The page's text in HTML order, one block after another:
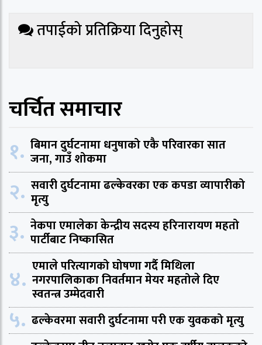
तपाईको प्रतिक्रिया दिनुहोस्
चर्चित समाचार
१. बिमान दुर्घटनामा धनुषाको एकै परिवारका सात
जना, गाउँ शोकमा
२. सवारी दुर्घटनामा ढल्केवरका एक कपडा व्यापारीको
मृत्यु
३. नेकपा एमालेका केन्द्रीय सदस्य हरिनारायण महतो
पार्टीबाट निष्कासित
४. एमाले परित्यागको घोषणा गर्दै मिथिला
नगरपालिकाका निवर्तमान मेयर महतोले दिए
स्वतन्त्र उम्मेदवारी
५. ढल्केवरमा सवारी दुर्घटनामा परी एक युवकको मृत्यु